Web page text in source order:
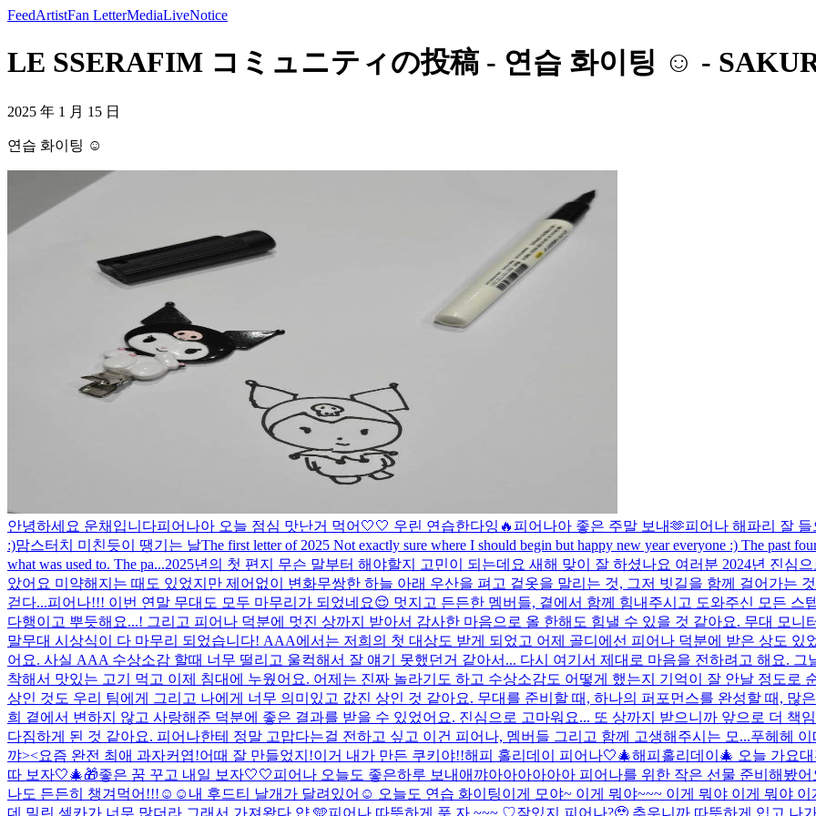
FeedArtistFan LetterMediaLiveNotice
LE SSERAFIM コミュニティの投稿 - 연습 화이팅 ☺️ -
2025 年 1 月 15 日
연습 화이팅 ☺️
안녕하세요 운채입니다피어나아 오늘 점심 맛난거 먹어🤍🤍 우린 연습한다잉🔥 피어나아 좋은 주말 보내🫶피어나 해파리 잘
:)맘스터치 미친듯이 땡기는 날The first letter of 2025 Not exactly sure where I should begin but happy new year everyone :) The past
what was used to. The pa...2025년의 첫 편지 무슨 말부터 해야할지 고민이 되는데요 새해 맞이 잘 하셨나요 여러분 2024년 진심
았어요 미약해지는 때도 있었지만 제어없이 변화무쌍한 하늘 아래 우산을 펴고 겉옷을 말리는 것, 그저 빗길을 함께 걸어가는
걷다...피어나!!! 이번 연말 무대도 모두 마무리가 되었네요😌 멋지고 든든한 멤버들, 곁에서 함께 힘내주시고 도와주신 모든
다행이고 뿌듯해요...! 그리고 피어나 덕분에 멋진 상까지 받아서 감사한 마음으로 올 한해도 힘낼 수 있을 것 같아요. 무대 모
말무대 시상식이 다 마무리 되었습니다! AAA에서는 저희의 첫 대상도 받게 되었고 어제 골디에선 피어나 덕분에 받은 상도
어요. 사실 AAA 수상소감 할때 너무 떨리고 울컥해서 잘 얘기 못했던거 같아서... 다시 여기서 제대로 마음을 전하려고 해요. 그
착해서 맛있는 고기 먹고 이제 침대에 누웠어요. 어제는 진짜 놀라기도 하고 수상소감도 어떻게 했는지 기억이 잘 안날 정도로
상인 것도 우리 팀에게 그리고 나에게 너무 의미있고 값진 상인 것 같아요. 무대를 준비할 때, 하나의 퍼포먼스를 완성할 때, 많
희 곁에서 변하지 않고 사랑해준 덕분에 좋은 결과를 받을 수 있었어요. 진심으로 고마워요... 또 상까지 받으니까 앞으로 더 책
다짐하게 된 것 같아요. 피어나한테 정말 고맙다는걸 전하고 싶고 이건 피어나, 멤버들 그리고 함께 고생해주시는 모...푸헤헤
꺄><요즘 완전 최애 과자커엽!어때 잘 만들었지!이거 내가 만든 쿠키야!!해피 홀리데이 피어나🤍🎄해피홀리데이🎄 오늘 가요
따 보자🤍🎄🎁좋은 꿈 꾸고 내일 보자🤍🤍피어나 오늘도 좋은하루 보내애 꺄아아아아아아 피어나를 위한 작은 선물 준비해봤
나도 든든히 챙겨먹어!!!☺️☺️ 내 후드티 날개가 달려있어☺️​ 오늘도 연습 화이팅이게 모야~ 이게 뭐야~~~ 이게 뭐야 이게 뭐야
데 밀린 셀카가 너무 많더라 그래서 가져왔다 얍 🩵피어나 따뜻하게 푹 자 ~~~ ♡잘있지 피어나?🥹 추우니까 따뜻하게 입고 나